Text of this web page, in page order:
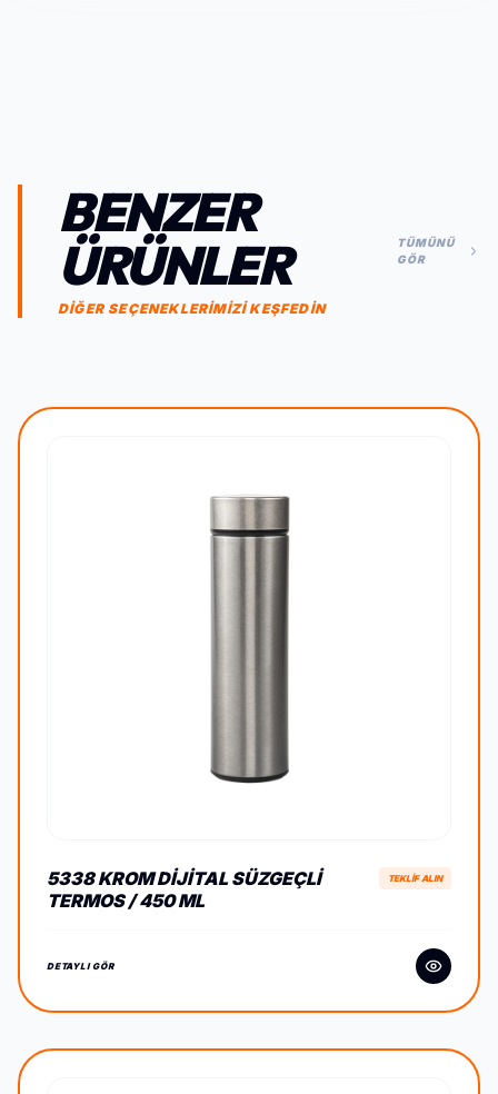
BENZER
ÜRÜNLER
DİĞER SEÇENEKLERİMİZİ KEŞFEDİN
TÜMÜNÜ
GÖR
5338 KROM DIJITAL SÜZGEÇLI
TERMOS / 450 ML
TEKLİF ALIN
DETAYLI GÖR